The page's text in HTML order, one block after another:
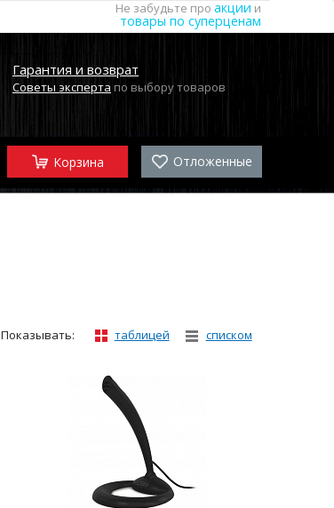
Не забудьте про акции и
товары по суперценам
Гарантия и возврат
Советы эксперта по выбору товаров
Корзина Отложенные
Показывать: таблицей списком